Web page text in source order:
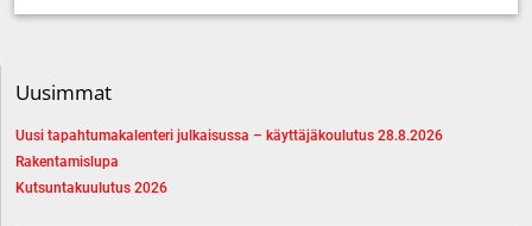
Uusimmat
Uusi tapahtumakalenteri julkaisussa – käyttäjäkoulutus 28.8.2026
Rakentamislupa
Kutsuntakuulutus 2026